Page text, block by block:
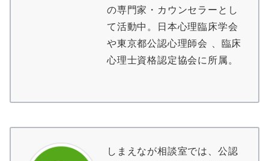
の専門家・カウンセラーとし
て活動中。日本心理臨床学会
や東京都公認心理師会 、臨床
心理士資格認定協会に所属。
しまえなが相談室では、公認